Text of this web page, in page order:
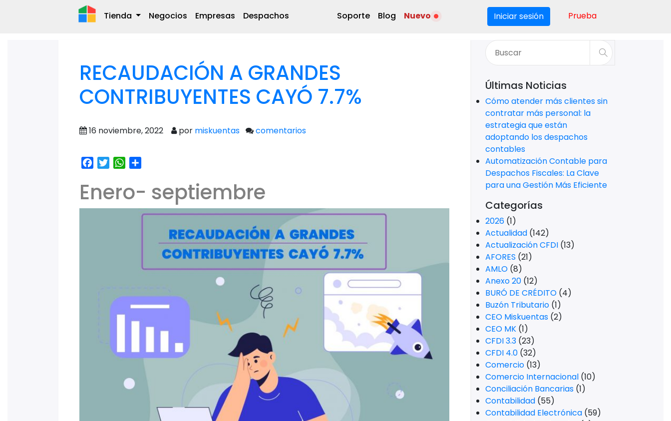
Tienda Negocios Empresas Despachos Soporte Blog Nuevo Iniciar sesión Prueba
RECAUDACIÓN A GRANDES
CONTRIBUYENTES CAYÓ 7.7%
16 noviembre, 2022 por miskuentas comentarios
Facebook
TwitterWhatsApp
Enero- septiembre
Últimas Noticias
Cómo atender más clientes sin
contratar más personal: la
estrategia que están
adoptando los despachos
contables
Automatización Contable para
Despachos Fiscales: La Clave
para una Gestión Más Eficiente
Categorías
2026 (1)
Actualidad (142)
Actualización CFDI (13)
AFORES (21)
AMLO (8)
Anexo 20 (12)
BURÓ DE CRÉDITO (4)
Buzón Tributario (1)
CEO Miskuentas (2)
CEO MK (1)
CFDI 3.3 (23)
CFDI 4.0 (32)
Comercio (13)
Comercio Internacional (10)
Conciliación Bancarias (1)
Contabilidad (55)
Contabilidad Electrónica (59)